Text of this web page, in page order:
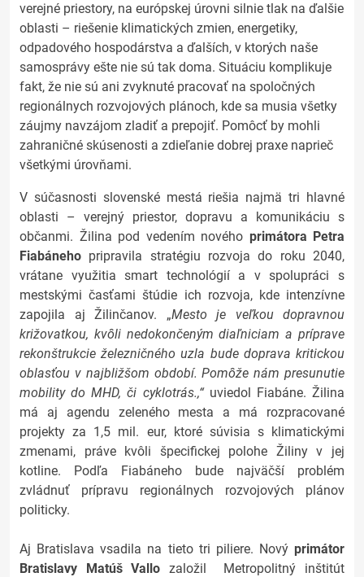
verejné priestory, na európskej úrovni silnie tlak na ďalšie
oblasti – riešenie klimatických zmien, energetiky,
odpadového hospodárstva a ďalších, v ktorých naše
samosprávy ešte nie sú tak doma. Situáciu komplikuje
fakt, že nie sú ani zvyknuté pracovať na spoločných
regionálnych rozvojových plánoch, kde sa musia všetky
záujmy navzájom zladiť a prepojiť. Pomôcť by mohli
zahraničné skúsenosti a zdieľanie dobrej praxe naprieč
všetkými úrovňami.
V súčasnosti slovenské mestá riešia najmä tri hlavné
oblasti – verejný priestor, dopravu a komunikáciu s
občanmi. Žilina pod vedením nového primátora Petra
Fiabáneho pripravila stratégiu rozvoja do roku 2040,
vrátane využitia smart technológií a v spolupráci s
mestskými časťami štúdie ich rozvoja, kde intenzívne
zapojila aj Žilinčanov. „Mesto je veľkou dopravnou
križovatkou, kvôli nedokončeným diaľniciam a príprave
rekonštrukcie železničného uzla bude doprava kritickou
oblasťou v najbližšom období. Pomôže nám presunutie
mobility do MHD, či cyklotrás.,“uviedol Fiabáne. Žilina
má aj agendu zeleného mesta a má rozpracované
projekty za 1,5 mil. eur, ktoré súvisia s klimatickými
zmenami, práve kvôli špecifickej polohe Žiliny v jej
kotline. Podľa Fiabáneho bude najväčší problém
zvládnuť prípravu regionálnych rozvojových plánov
politicky.
Aj Bratislava vsadila na tieto tri piliere. Nový primátor
Bratislavy Matúš Vallo založil Metropolitný inštitút